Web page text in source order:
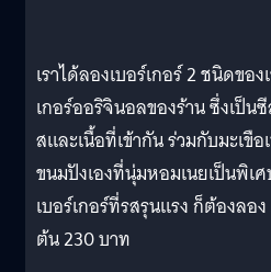
เราได้ลองเบอร์เกอร์ 2 ชนิดขอ
เกอร์ออริจินอลของร้าน ซึ่งเป็น
สและเนื้อที่เข้ากัน ร่วมกับมะเ
ขนมปังเองที่นุ่มหอมเนยเป็นพิเ
เบอร์เกอร์ที่รสรุนแรง ก็ต้องลอ
ต้น 230 บาท